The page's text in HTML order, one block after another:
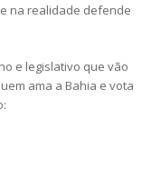
na realidade defende
e legislativo que vão
ama a Bahia e vota